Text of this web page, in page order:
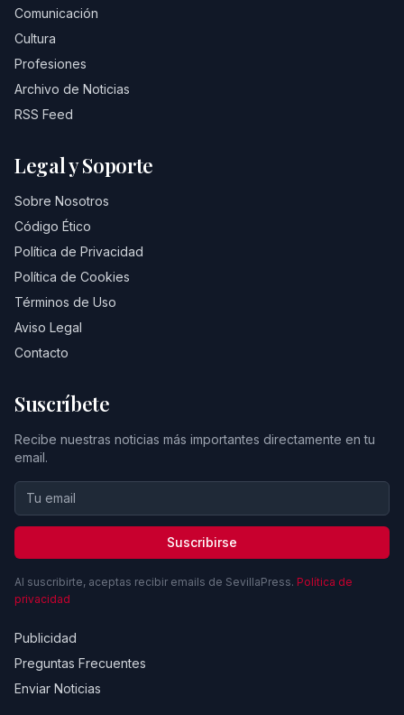
Comunicación
Cultura
Profesiones
Archivo de Noticias
RSS Feed
Legal y Soporte
Sobre Nosotros
Código Ético
Política de Privacidad
Política de Cookies
Términos de Uso
Aviso Legal
Contacto
Suscríbete
Recibe nuestras noticias más importantes directamente en tu
email.
Suscribirse
Al suscribirte, aceptas recibir emails de SevillaPress. Política de
privacidad
Publicidad
Preguntas Frecuentes
Enviar Noticias